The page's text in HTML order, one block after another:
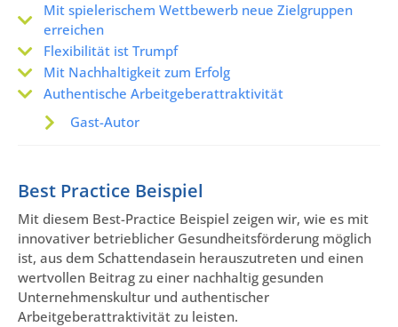
Mit spielerischem Wettbewerb neue Zielgruppen
erreichen
Flexibilität ist Trumpf
Mit Nachhaltigkeit zum Erfolg
Authentische Arbeitgeberattraktivität
Gast-Autor
Best Practice Beispiel
Mit diesem Best-Practice Beispiel zeigen wir, wie es mit
innovativer betrieblicher Gesundheitsförderung möglich
ist, aus dem Schattendasein herauszutreten und einen
wertvollen Beitrag zu einer nachhaltig gesunden
Unternehmenskultur und authentischer
Arbeitgeberattraktivität zu leisten.